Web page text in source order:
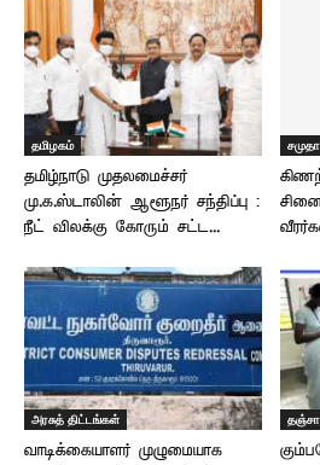
தமிழகம்
தமிழ்நாடு முதலமைச்சர்
மு.க.ஸ்டாலின் ஆளூநர் சந்திப்பு :
நீட் விலக்கு கோரும் சட்ட...
அரசுத் திட்டங்கள்
வாடிக்கையாளர் முழுமையாக